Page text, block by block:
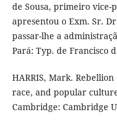
de Sousa, primeiro vice-
apresentou o Exm. Sr.
passar-lhe a
Pará: Typ. de Francisco
HARRIS, Mark.
race, and popular
Cambridge: Cambridge